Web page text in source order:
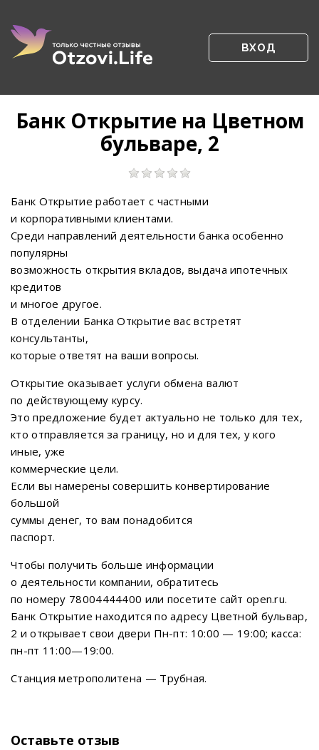
ВХОД
Банк Открытие на Цветном
бульваре, 2
Банк Открытие работает с частными
и корпоративными клиентами.
Среди направлений деятельности банка особенно
популярны
возможность открытия вкладов, выдача ипотечных
кредитов
и многое другое.
В отделении Банка Открытие вас встретят
консультанты,
которые ответят на ваши вопросы.
Открытие оказывает услуги обмена валют
по действующему курсу.
Это предложение будет актуально не только для тех,
кто отправляется за границу, но и для тех, у кого
иные, уже
коммерческие цели.
Если вы намерены совершить конвертирование
большой
суммы денег, то вам понадобится
паспорт.
Чтобы получить больше информации
о деятельности компании, обратитесь
по номеру 78004444400 или посетите сайт open.ru.
Банк Открытие находится по адресу Цветной бульвар,
2 и открывает свои двери Пн-пт: 10:00 — 19:00; касса:
пн-пт 11:00—19:00.
Станция метрополитена — Трубная.
Оставьте отзыв